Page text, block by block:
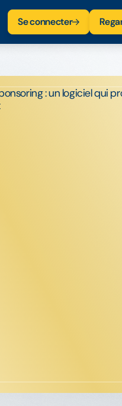
Se connecter